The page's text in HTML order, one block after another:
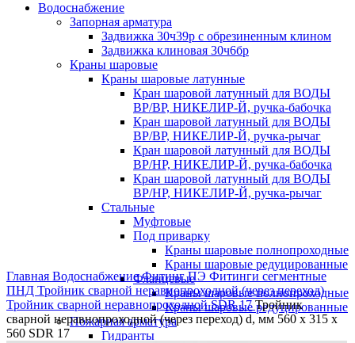
Водоснабжение
Запорная арматура
Задвижка 30ч39р с обрезиненным клином
Задвижка клиновая 30ч6бр
Краны шаровые
Краны шаровые латунные
Кран шаровой латунный для ВОДЫ
ВР/ВР, НИКЕЛИР-Й, ручка-бабочка
Кран шаровой латунный для ВОДЫ
ВР/ВР, НИКЕЛИР-Й, ручка-рычаг
Кран шаровой латунный для ВОДЫ
ВР/НР, НИКЕЛИР-Й, ручка-бабочка
Кран шаровой латунный для ВОДЫ
ВР/НР, НИКЕЛИР-Й, ручка-рычаг
Стальные
Муфтовые
Под приварку
Краны шаровые полнопроходные
Краны шаровые редуцированные
Фланцевые
Краны шаровые полнопроходные
Краны шаровые редуцированные
Пожарная арматура
Гидранты
Нажмите, чтобы увеличить
Главная ВодоснабжениеФитинг ПЭ Фитинги сегментные
ПНД Тройник сварной неравнопроходной (через переход)
Тройник сварной неравнопроходной SDR 17Тройник
сварной неравнопроходной (через переход) d, мм 560 х 315 х
560 SDR 17